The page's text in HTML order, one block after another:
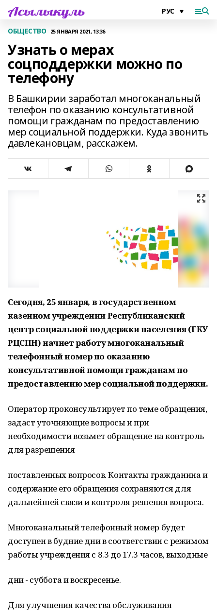
ОБЩЕСТВО 25 ЯНВАРЯ 2021, 13:36
Узнать о мерах
соцподдержки можно по
телефону
В Башкирии заработал многоканальный
телефон по оказанию консультативной
помощи гражданам по предоставлению
мер социальной поддержки. Куда звонить
давлекановцам, расскажем.
Сегодня, 25 января, в государственном
казенном учреждении Республиканский
центр социальной поддержки населения (ГКУ
РЦСПН) начнет работумногоканальный
телефонный номер по оказанию
консультативной помощи гражданам по
предоставлению мер социальной поддержки.
Оператор проконсультирует по теме обращения,
задаст уточняющие вопросы и при
необходимости возьмет обращение на контроль
для разрешения
поставленных вопросов. Контакты гражданина и
содержание его обращения сохраняются для
дальнейшей связи и контроля решения вопроса.
Многоканальный телефонный номер будет
доступен в будние дни в соответствии с режимом
работы учреждения с 8.3 до 17.3 часов, выходные
дни - суббота и воскресенье.
Для улучшения качества обслуживания